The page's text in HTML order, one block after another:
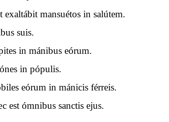
mansuétos in salútem.
suis.
in mánibus eórum.
in pópulis.
eórum in mánicis férreis.
ómnibus sanctis ejus.